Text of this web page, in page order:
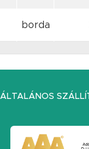
borda
ÁLTALÁNOS